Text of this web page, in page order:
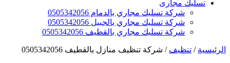
تسليك مجارى
شركة تسليك مجاري بالدمام 0505342056
شركة تسليك مجاري بالجبيل 0505342056
شركة تسليك مجاري بالقطيف 0505342056
الرئيسية / تنظيف / شركة تنظيف منازل بالقطيف 0505342056